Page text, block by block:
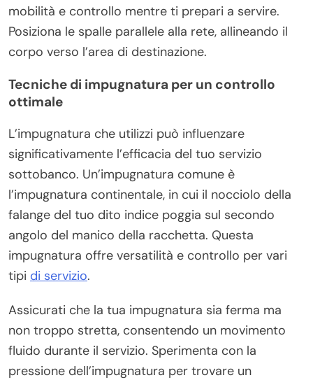
mobilità e controllo mentre ti prepari a servire.
Posiziona le spalle parallele alla rete, allineando il
corpo verso l’area di destinazione.
Tecniche di impugnatura per un controllo
ottimale
L’impugnatura che utilizzi può influenzare
significativamente l’efficacia del tuo servizio
sottobanco. Un’impugnatura comune è
l’impugnatura continentale, in cui il nocciolo della
falange del tuo dito indice poggia sul secondo
angolo del manico della racchetta. Questa
impugnatura offre versatilità e controllo per vari
tipi di servizio.
Assicurati che la tua impugnatura sia ferma ma
non troppo stretta, consentendo un movimento
fluido durante il servizio. Sperimenta con la
pressione dell’impugnatura per trovare un